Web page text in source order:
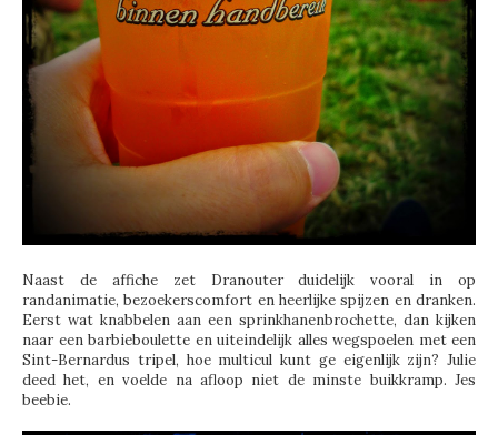
Naast de affiche zet Dranouter duidelijk vooral in op
randanimatie, bezoekerscomfort en heerlijke spijzen en dranken.
Eerst wat knabbelen aan een sprinkhanenbrochette, dan kijken
naar een barbieboulette en uiteindelijk alles wegspoelen met een
Sint-Bernardus tripel, hoe multicul kunt ge eigenlijk zijn? Julie
deed het, en voelde na afloop niet de minste buikkramp. Jes
beebie.